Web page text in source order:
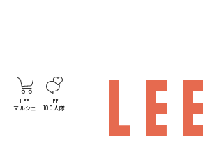
LEE
マルシェ
LEE
100人隊